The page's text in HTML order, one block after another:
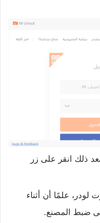
ذلك انقر على زر
لودر، علمًا أن أثناء
ضبط المصنع.